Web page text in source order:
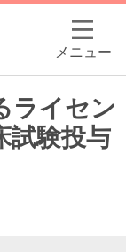
メニュー
ライセン
試験投与